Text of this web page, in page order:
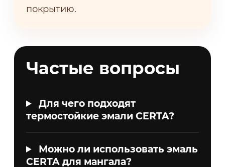
покрытию.
Частые вопросы
Для чего подходят
термостойкие эмали CERTA?
Можно ли использовать эмаль
CERTA для мангала?